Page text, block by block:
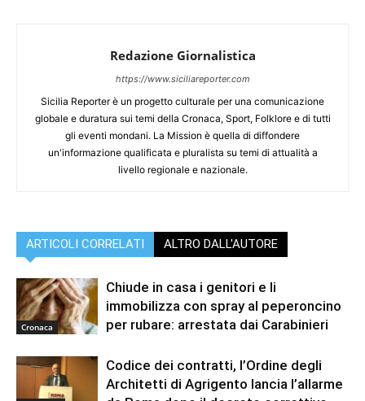
Redazione Giornalistica
https://www.siciliareporter.com
Sicilia Reporter è un progetto culturale per una comunicazione
globale e duratura sui temi della Cronaca, Sport, Folklore e di tutti
gli eventi mondani. La Mission è quella di diffondere
un'informazione qualificata e pluralista su temi di attualità a
livello regionale e nazionale.
ARTICOLI CORRELATI ALTRO DALL'AUTORE
Cronaca
Chiude in casa i genitori e li
immobilizza con spray al peperoncino
per rubare: arrestata dai Carabinieri
Codice dei contratti, l’Ordine degli
Architetti di Agrigento lancia l’allarme